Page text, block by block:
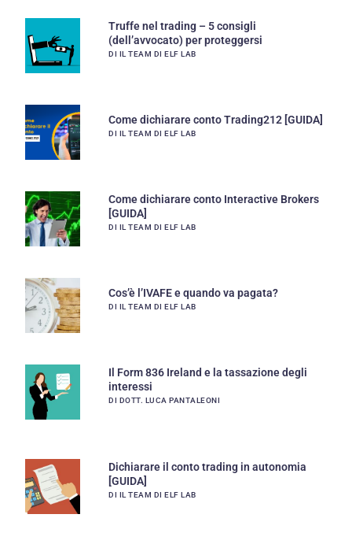
Truffe nel trading – 5 consigli
(dell’avvocato) per proteggersi
DI IL TEAM DI ELF LAB
Come dichiarare conto Trading212 [GUIDA]
DI IL TEAM DI ELF LAB
Come dichiarare conto Interactive Brokers
[GUIDA]
DI IL TEAM DI ELF LAB
Cos’è l’IVAFE e quando va pagata?
DI IL TEAM DI ELF LAB
Il Form 836 Ireland e la tassazione degli
interessi
DI DOTT. LUCA PANTALEONI
Dichiarare il conto trading in autonomia
[GUIDA]
DI IL TEAM DI ELF LAB